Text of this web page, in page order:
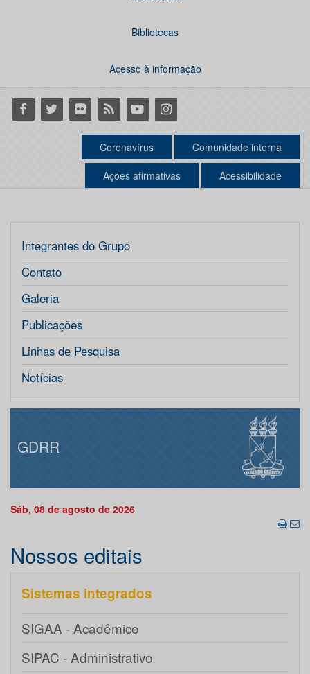
Bibliotecas
Acesso à informação
Facebook
Twitter Flickr RSS YoutubeInstagram
Coronavírus Comunidade interna
Ações afirmativas Acessibilidade
Integrantes do Grupo
Contato
Galeria
Publicações
Linhas de Pesquisa
Notícias
GDRR
Sáb, 08 de agosto de 2026
Nossos editais
Sistemas integrados
SIGAA - Acadêmico
SIPAC - Administrativo